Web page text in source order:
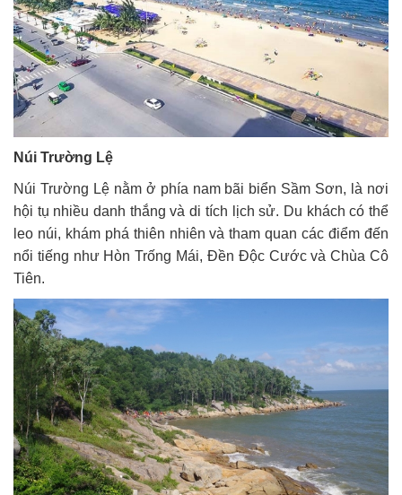
Núi Trường Lệ
Núi Trường Lệ nằm ở phía nam bãi biển Sầm Sơn, là nơi
hội tụ nhiều danh thắng và di tích lịch sử. Du khách có thể
leo núi, khám phá thiên nhiên và tham quan các điểm đến
nổi tiếng như Hòn Trống Mái, Đền Độc Cước và Chùa Cô
Tiên.